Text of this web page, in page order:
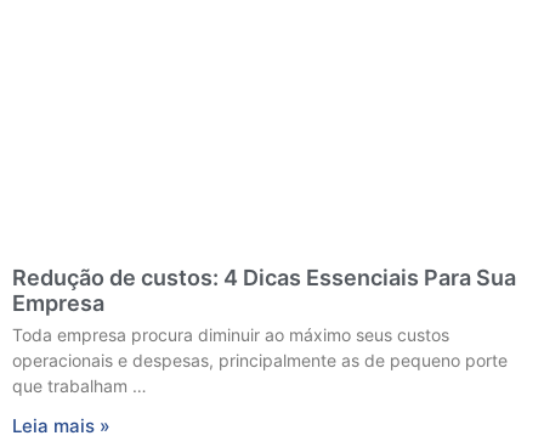
Redução de custos: 4 Dicas Essenciais Para Sua
Empresa
Toda empresa procura diminuir ao máximo seus custos
operacionais e despesas, principalmente as de pequeno porte
que trabalham …
Leia mais »